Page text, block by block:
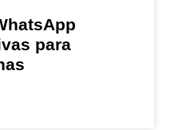
para